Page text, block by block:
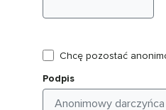
Chcę pozostać
Podpis